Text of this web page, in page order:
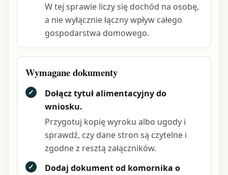
W tej sprawie liczy się dochód na osobę,
a nie wyłącznie łączny wpływ całego
gospodarstwa domowego.
Wymagane dokumenty
✓
Dołącz tytuł alimentacyjny do
wniosku.
Przygotuj kopię wyroku albo ugody i
sprawdź, czy dane stron są czytelne i
zgodne z resztą załączników.
✓
Dodaj dokument od komornika o